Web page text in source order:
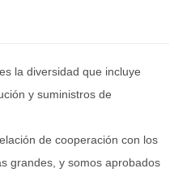
la diversidad que incluye
y suministros de
de cooperación con los
grandes, y somos aprobados